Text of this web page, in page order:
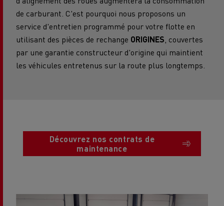
de carburant. C'est pourquoi nous proposons un
service d'entretien programmé pour votre flotte en
utilisant des pièces de rechange ORIGINES, couvertes
par une garantie constructeur d'origine qui maintient
les véhicules entretenus sur la route plus longtemps.
Découvrez nos contrats de
maintenance